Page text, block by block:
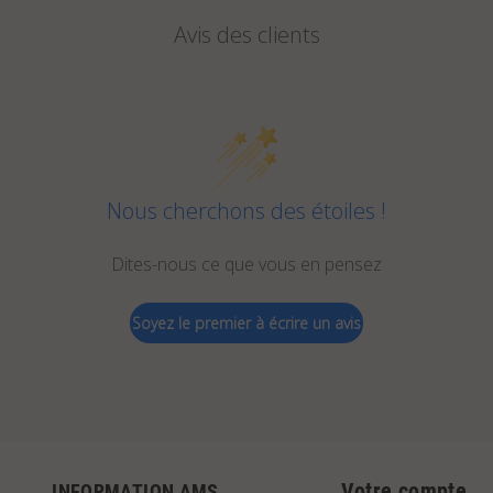
Avis des clients
Nous cherchons des étoiles !
Dites-nous ce que vous en pensez
Soyez le premier à écrire un avis